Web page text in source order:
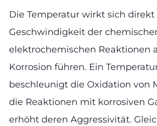
Die Temperatur wirkt sich direkt
Geschwindigkeit der
elektrochemischen Reaktionen
Korrosion führen. Ein
beschleunigt die Oxidation von
die Reaktionen mit korrosiven
erhöht deren Aggressivität.